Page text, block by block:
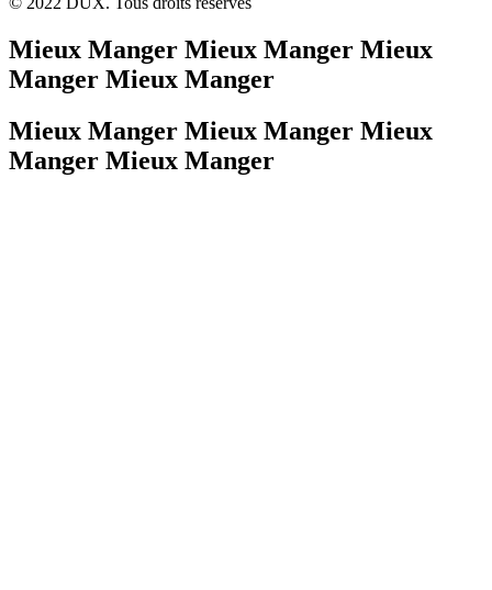
Mieux Manger Mieux Manger Mieux
Manger Mieux Manger
Mieux Manger Mieux Manger Mieux
Manger Mieux Manger